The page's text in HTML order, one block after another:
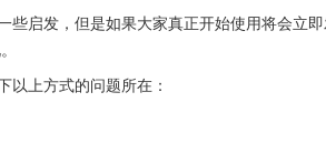
些启发，但是如果大家真正开始使用将会立
以上方式的问题所在：